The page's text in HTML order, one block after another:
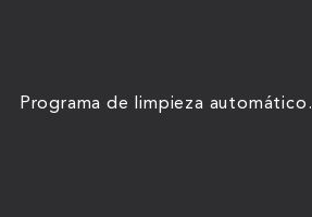
Programa de limpieza automático.